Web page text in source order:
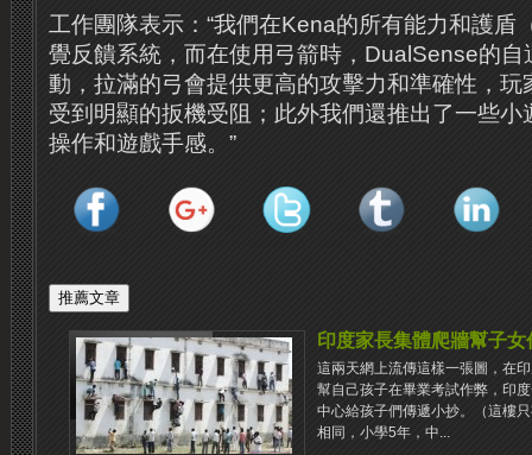
工作團隊表示：“我們在Kena的所有能力和護盾
覺反饋系統，而在使用弓箭時，DualSense的自
動，拉滿的弓會提供更高的攻擊力和準確性，玩
受到明顯的扳機受阻；此外我們還推出了一些
操作和遊戲手感。”
印度家長集體爬牆幫子女
這兩天網上流傳這樣一張圖，在
幫自己孩子在畢業考試作弊，印
中心給孩子們傳遞小抄。（這樓
相同，小學5年，中...